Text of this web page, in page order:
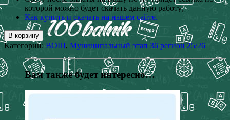
которой можно будет скачать данную работу;
Как купить и скачать на нашем сайте.
В корзину
Категории: ВОШ, Муниципальный этап 36 регион 25/26
Вам также будет интересно…